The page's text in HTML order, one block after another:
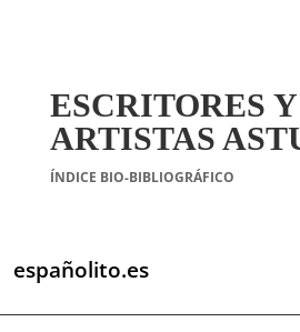
ESCRITORES Y
ARTISTAS
ÍNDICE BIO-BIBLIOGRÁFICO
españolito.es